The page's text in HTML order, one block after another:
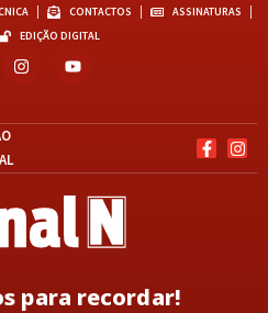
CONTACTOS
ASSINATURAS
EDIÇÃO DIGITAL
para recordar!